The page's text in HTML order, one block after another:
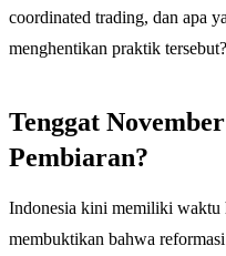
coordinated trading, dan apa
menghentikan praktik tersebut?
Tenggat
Pembiaran?
Indonesia kini memiliki waktu
membuktikan bahwa